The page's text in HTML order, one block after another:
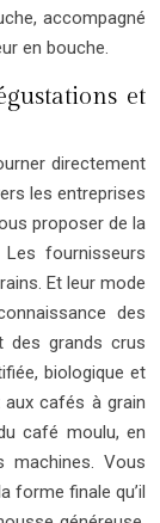
accompagné
en bouche.
et
directement
les entreprises
proposer de la
fournisseurs
Et leur mode
des
des grands crus
biologique et
aux cafés à grain
café moulu, en
machines. Vous
forme finale qu’il